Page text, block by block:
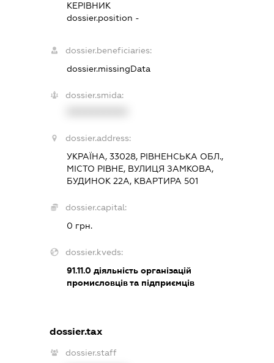
КЕРІВНИК
dossier.position -
dossier.beneficiaries:
dossier.missingData
dossier.smida:
dossier.address:
УКРАЇНА, 33028, РІВНЕНСЬКА ОБЛ.,
МІСТО РІВНЕ, ВУЛИЦЯ ЗАМКОВА,
БУДИНОК 22А, КВАРТИРА 501
dossier.capital:
0 грн.
dossier.kveds:
91.11.0діяльність організацій
промисловців та підприємців
dossier.tax
dossier.staff